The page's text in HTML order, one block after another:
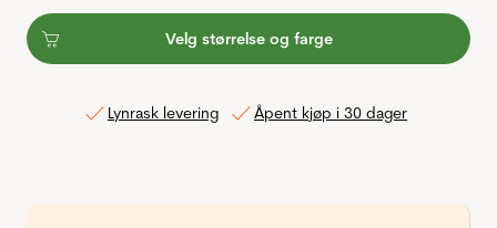
Velg størrelse og farge
Lynrask levering Åpent kjøp i 30 dager